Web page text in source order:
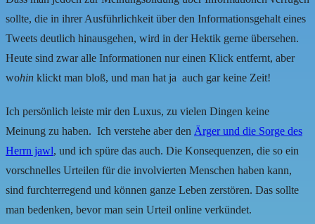
sollte, die in ihrer Ausführlichkeit über den Informationsgehalt eines
Tweets deutlich hinausgehen, wird in der Hektik gerne übersehen.
Heute sind zwar alle Informationen nur einen Klick entfernt, aber
wohin klickt man bloß, und man hat ja auch gar keine Zeit!
Ich persönlich leiste mir den Luxus, zu vielen Dingen keine
Meinung zu haben. Ich verstehe aber den Ärger und die Sorge des
Herrn jawl, und ich spüre das auch. Die Konsequenzen, die so ein
vorschnelles Urteilen für die involvierten Menschen haben kann,
sind furchterregend und können ganze Leben zerstören. Das sollte
man bedenken, bevor man sein Urteil online verkündet.